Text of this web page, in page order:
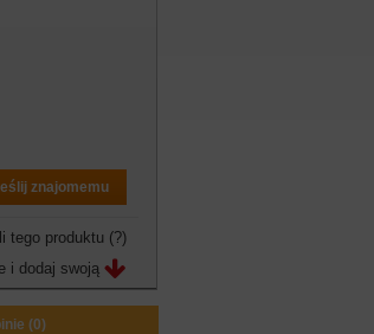
znajomemu
tego produktu (?)
i dodaj swoją
(0)